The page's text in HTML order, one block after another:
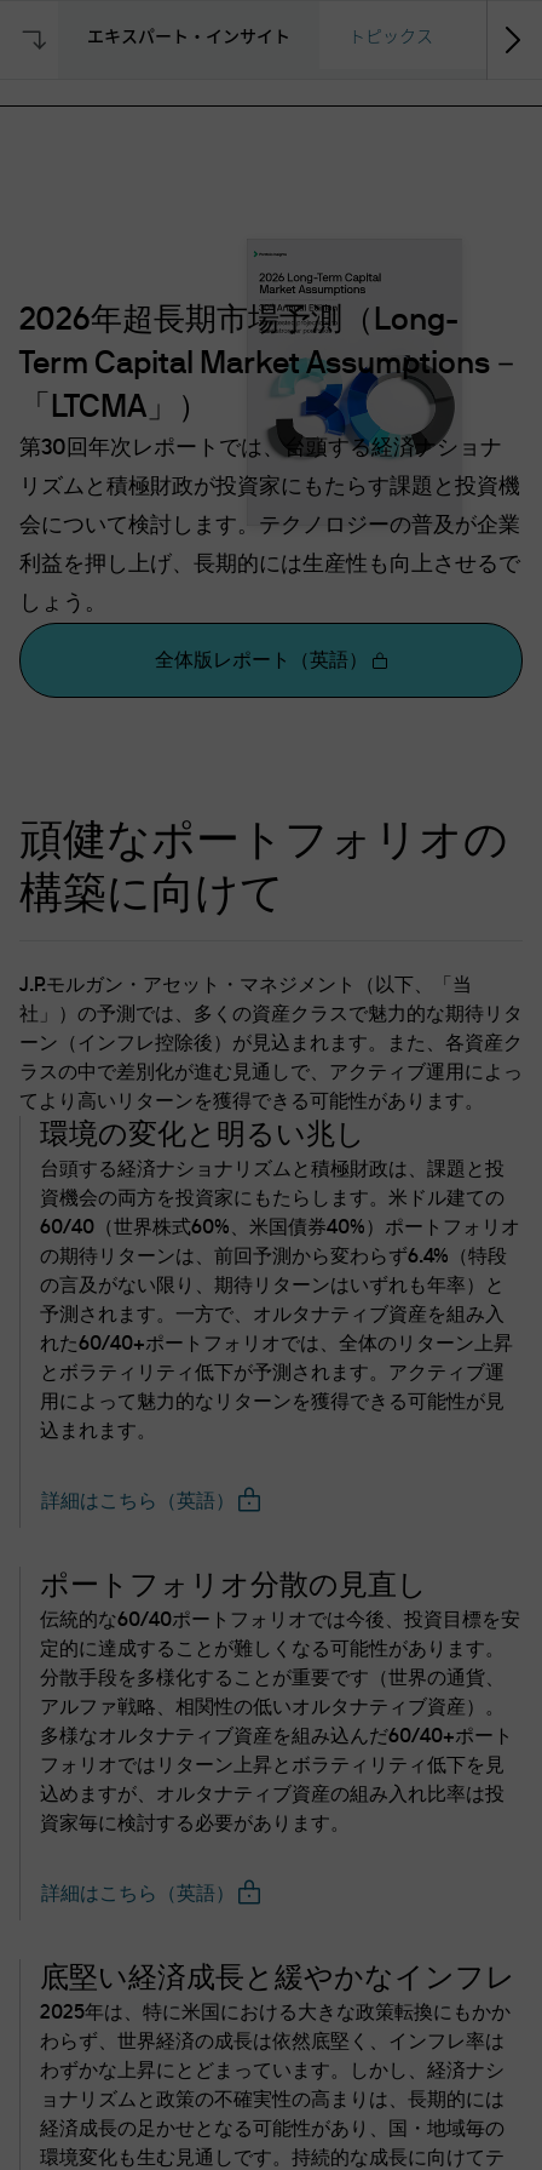
2026年超長期市場予測（Long-
Term Capital Market Assumptions－
「LTCMA」）
第30回年次レポートでは、台頭する経済ナショナ
リズムと積極財政が投資家にもたらす課題と投資機
会について検討します。テクノロジーの普及が企業
利益を押し上げ、長期的には生産性も向上させるで
しょう。
全体版レポート（英語）
エキスパート・インサイト トピックス 期待
頑健なポートフォリオの
構築に向けて
J.P.モルガン・アセット・マネジメント（以下、「当
社」）の予測では、多くの資産クラスで魅力的な期待リタ
ーン（インフレ控除後）が見込まれます。また、各資産ク
ラスの中で差別化が進む見通しで、アクティブ運用によっ
てより高いリターンを獲得できる可能性があります。
環境の変化と明るい兆し
台頭する経済ナショナリズムと積極財政は、課題と投
資機会の両方を投資家にもたらします。米ドル建ての
60/40（世界株式60%、米国債券40%）ポートフォリオ
の期待リターンは、前回予測から変わらず6.4%（特段
の言及がない限り、期待リターンはいずれも年率）と
予測されます。一方で、オルタナティブ資産を組み入
れた60/40+ポートフォリオでは、全体のリターン上昇
とボラティリティ低下が予測されます。アクティブ運
用によって魅力的なリターンを獲得できる可能性が見
込まれます。
詳細はこちら（英語）
ポートフォリオ分散の見直し
伝統的な60/40ポートフォリオでは今後、投資目標を安
定的に達成することが難しくなる可能性があります。
分散手段を多様化することが重要です（世界の通貨、
アルファ戦略、相関性の低いオルタナティブ資産）。
多様なオルタナティブ資産を組み込んだ60/40+ポート
フォリオではリターン上昇とボラティリティ低下を見
込めますが、オルタナティブ資産の組み入れ比率は投
資家毎に検討する必要があります。
詳細はこちら（英語）
底堅い経済成長と緩やかなインフレ
2025年は、特に米国における大きな政策転換にもかか
わらず、世界経済の成長は依然底堅く、インフレ率は
わずかな上昇にとどまっています。しかし、経済ナシ
ョナリズムと政策の不確実性の高まりは、長期的には
経済成長の足かせとなる可能性があり、国・地域毎の
環境変化も生む見通しです。持続的な成長に向けてテ